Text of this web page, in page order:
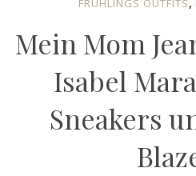
FRÜHLINGS OUTFITS
Mein Mom
Isabel
Sneakers